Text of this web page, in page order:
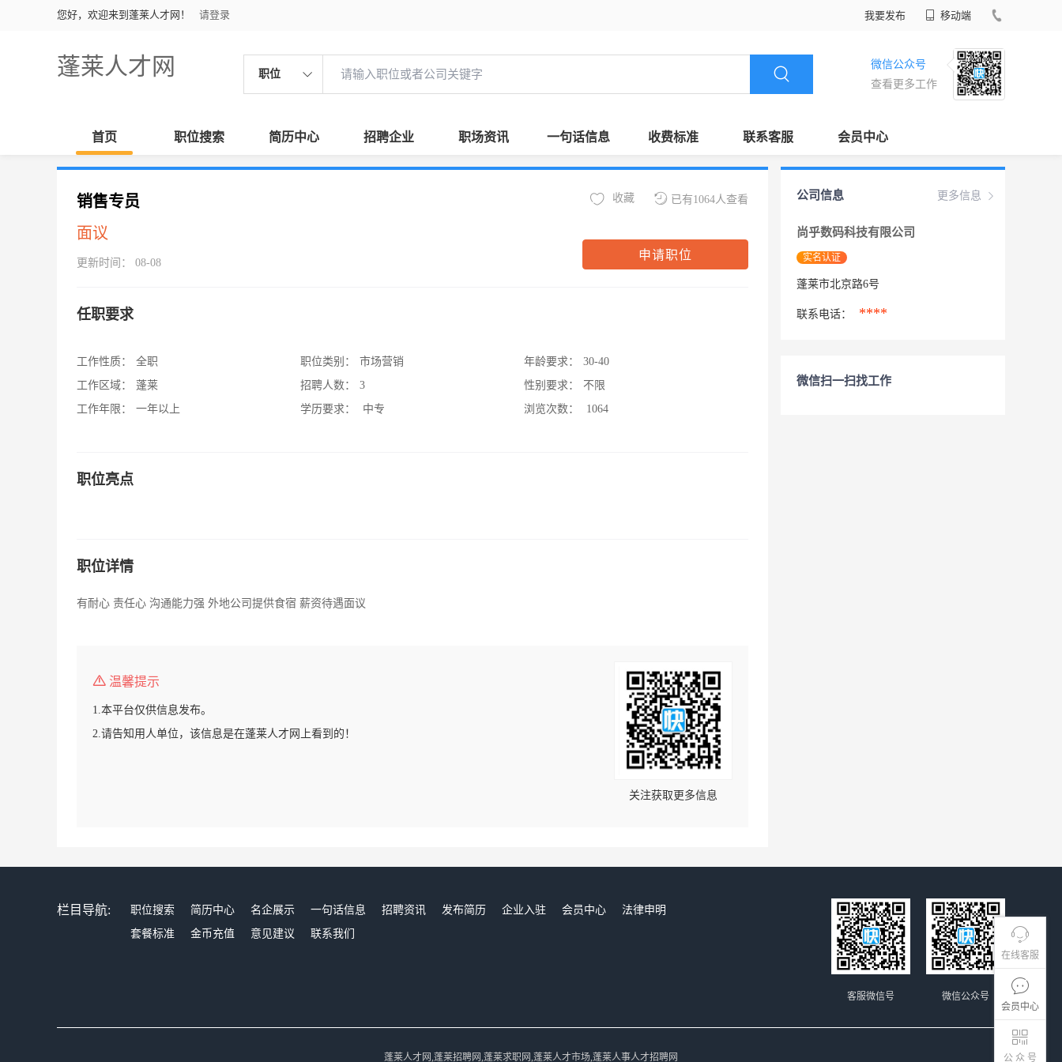
您好，欢迎来到蓬莱人才网！ 请登录 我要发布 移动端
蓬莱人才网 职位
微信公众号
查看更多工作
首页 职位搜索 简历中心 招聘企业 职场资讯 一句话信息 收费标准 联系客服 会员中心
在线客服
会员中心
公 众 号
销售专员
面议
更新时间： 08-08
已有1064人查看
收藏
申请职位
任职要求
工作性质：
全职
工作区域：
蓬莱
工作年限：
一年以上
职位类别：
市场营销
招聘人数：
3
学历要求：
中专
年龄要求：
30-40
性别要求：
不限
浏览次数：
1064
职位亮点
职位详情
有耐心 责任心 沟通能力强 外地公司提供食宿 薪资待遇面议
温馨提示
1.本平台仅供信息发布。
2.请告知用人单位，该信息是在蓬莱人才网上看到的！
关注获取更多信息
更多信息
公司信息
尚乎数码科技有限公司
实名认证
蓬莱市北京路6号
联系电话： ****
微信扫一扫找工作
栏目导航: 职位搜索 简历中心 名企展示 一句话信息 招聘资讯 发布简历 企业入驻 会员中心
法律申明
套餐标准
金币充值 意见建议 联系我们
微信公众号
客服微信号
蓬莱人才网,蓬莱招聘网,蓬莱求职网,蓬莱人才市场,蓬莱人事人才招聘网